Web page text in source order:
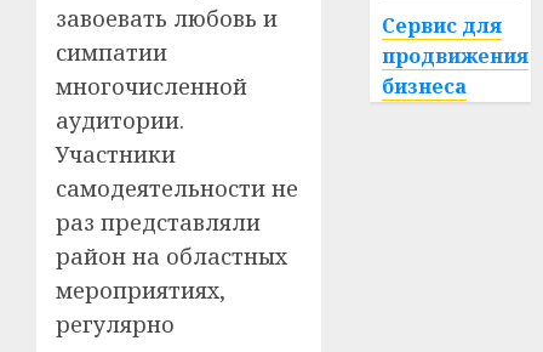
завоевать любовь и
симпатии
многочисленной
аудитории.
Участники
самодеятельности не
раз представляли
район на областных
мероприятиях,
регулярно
Сервис для
продвижения
бизнеса